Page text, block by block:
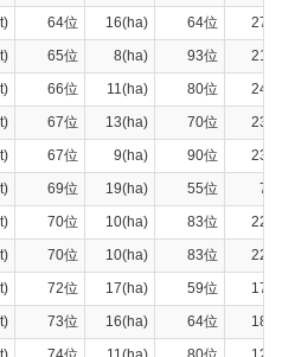
64位 16(ha) 64位
65位 8(ha) 93位
66位 11(ha) 80位
67位 13(ha) 70位
67位 9(ha) 90位
69位 19(ha) 55位
70位 10(ha) 83位
70位 10(ha) 83位
72位 17(ha) 59位
73位 16(ha) 64位